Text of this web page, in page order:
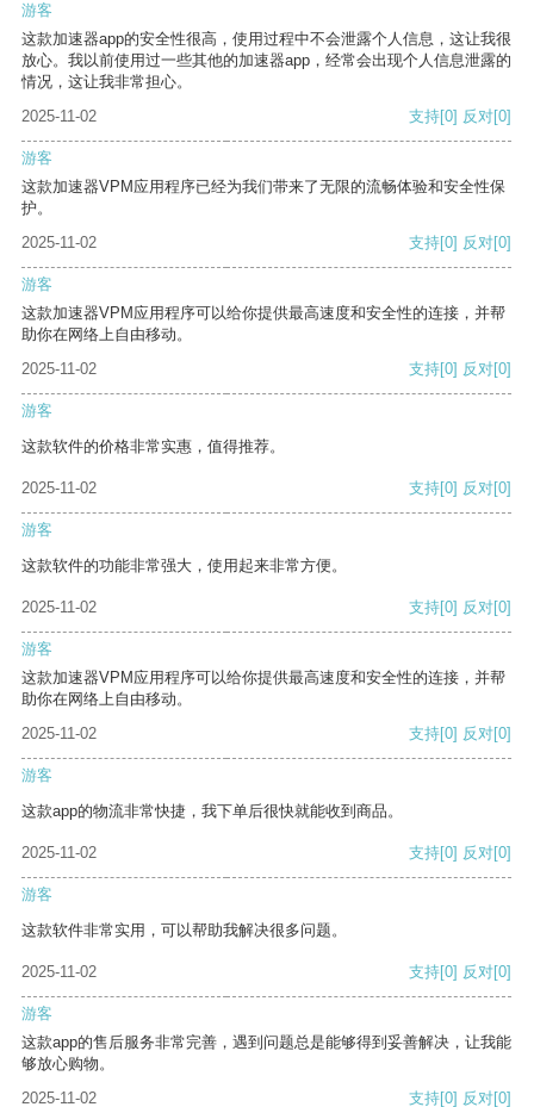
游客
这款加速器app的安全性很高，使用过程中不会泄露个人信息，这让我很
放心。我以前使用过一些其他的加速器app，经常会出现个人信息泄露的
情况，这让我非常担心。
2025-11-02
支持[0] 反对[0]
游客
这款加速器VPM应用程序已经为我们带来了无限的流畅体验和安全性保
护。
2025-11-02
支持[0] 反对[0]
游客
这款加速器VPM应用程序可以给你提供最高速度和安全性的连接，并帮
助你在网络上自由移动。
2025-11-02
支持[0] 反对[0]
游客
这款软件的价格非常实惠，值得推荐。
2025-11-02 支持[0] 反对[0]
游客
这款软件的功能非常强大，使用起来非常方便。
2025-11-02 支持[0] 反对[0]
游客
这款加速器VPM应用程序可以给你提供最高速度和安全性的连接，并帮
助你在网络上自由移动。
2025-11-02
支持[0] 反对[0]
游客
这款app的物流非常快捷，我下单后很快就能收到商品。
2025-11-02 支持[0] 反对[0]
游客
这款软件非常实用，可以帮助我解决很多问题。
2025-11-02 支持[0] 反对[0]
游客
这款app的售后服务非常完善，遇到问题总是能够得到妥善解决，让我能
够放心购物。
2025-11-02
支持[0] 反对[0]